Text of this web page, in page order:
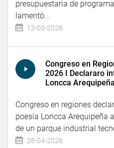
presupuestaria de
lamentó...
13-03-2026
Congreso en
2026 I Declararo
Loncca Arequipeña
Congreso en regiones
poesía Loncca Arequipeña
de un parque industrial
28-04-2026